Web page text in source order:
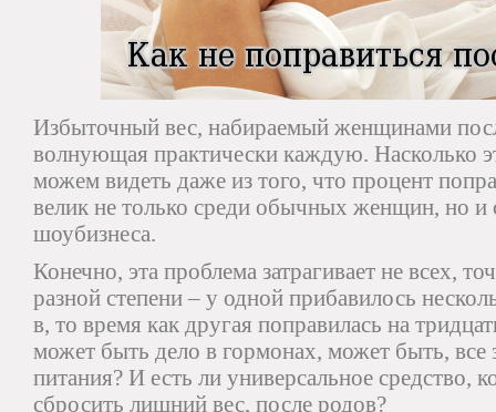
Избыточный вес, набираемый женщинами
волнующая практически каждую. Насколько
можем видеть даже из того, что процент
велик не только среди обычных женщин, но и
шоубизнеса.
Конечно, эта проблема затрагивает не всех,
разной степени – у одной прибавилось
в, то время как другая поправилась на
может быть дело в гормонах, может быть, все
питания? И есть ли универсальное средство,
сбросить лишний вес, после родов?